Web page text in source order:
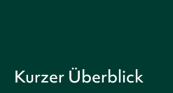
Kurzer Überblick